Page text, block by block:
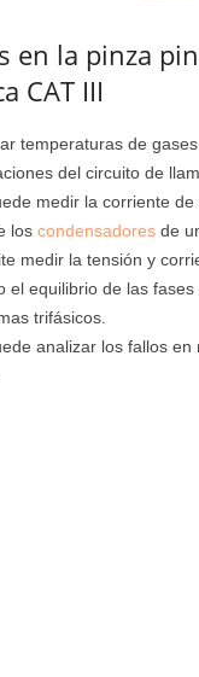
en la pinza
CAT III
temperaturas de
del circuito de
medir la corriente
los condensadores de
medir la tensión y
el equilibrio de las
trifásicos.
analizar los fallos en